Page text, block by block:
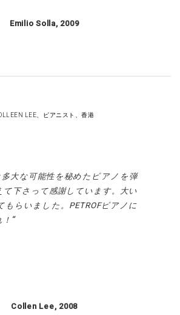
Emilio Solla, 2009
LEE、ピアニスト、香港
大な可能性を秘めたピアノを弾
て下さって感謝しています。大い
もらいました。 PETROFピアノに
Collen Lee, 2008